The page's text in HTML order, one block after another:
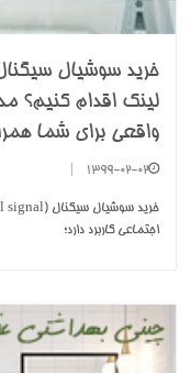
خرید سوشیال
لینک اقدام کنیم؟
واقعی برای شما
1399-02-02
اجتماعی کاربرد دارد؛